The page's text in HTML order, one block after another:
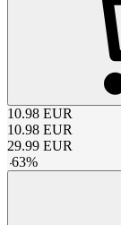
10.98 EUR
10.98 EUR
29.99 EUR
-63%